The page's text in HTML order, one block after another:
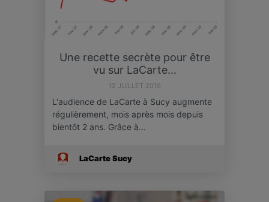
Une recette secrète pour être
vu sur LaCarte...
12 JUILLET 2019
L'audience de LaCarte à Sucy augmente
régulièrement, mois après mois depuis
bientôt 2 ans. Grâce à…
LaCarte Sucy